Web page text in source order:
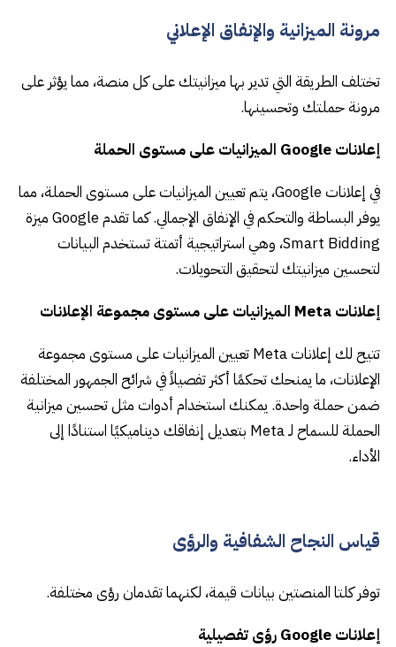
مرونة الميزانية والإنفاق الإعلاني
تختلف الطريقة التي تدير بها ميزانيتك على كل منصة، مما يؤثر على
مرونة حملتك وتحسينها.
إعلانات Google الميزانيات على مستوى الحملة
في إعلانات Google، يتم تعيين الميزانيات على مستوى الحملة، مما
يوفر البساطة والتحكم في الإنفاق الإجمالي. كما تقدم Google ميزة
Smart Bidding، وهي استراتيجية أتمتة تستخدم البيانات
لتحسين ميزانيتك لتحقيق التحويلات.
إعلانات Meta الميزانيات على مستوى مجموعة الإعلانات
تتيح لك إعلانات Meta تعيين الميزانيات على مستوى مجموعة
الإعلانات، ما يمنحك تحكمًا أكثر تفصيلاً في شرائح الجمهور المختلفة
ضمن حملة واحدة. يمكنك استخدام أدوات مثل تحسين ميزانية
الحملة للسماح لـ Meta بتعديل إنفاقك ديناميكيًا استنادًا إلى
الأداء.
قياس النجاح الشفافية والرؤى
توفر كلتا المنصتين بيانات قيمة، لكنهما تقدمان رؤى مختلفة.
إعلانات Google رؤى تفصيلية